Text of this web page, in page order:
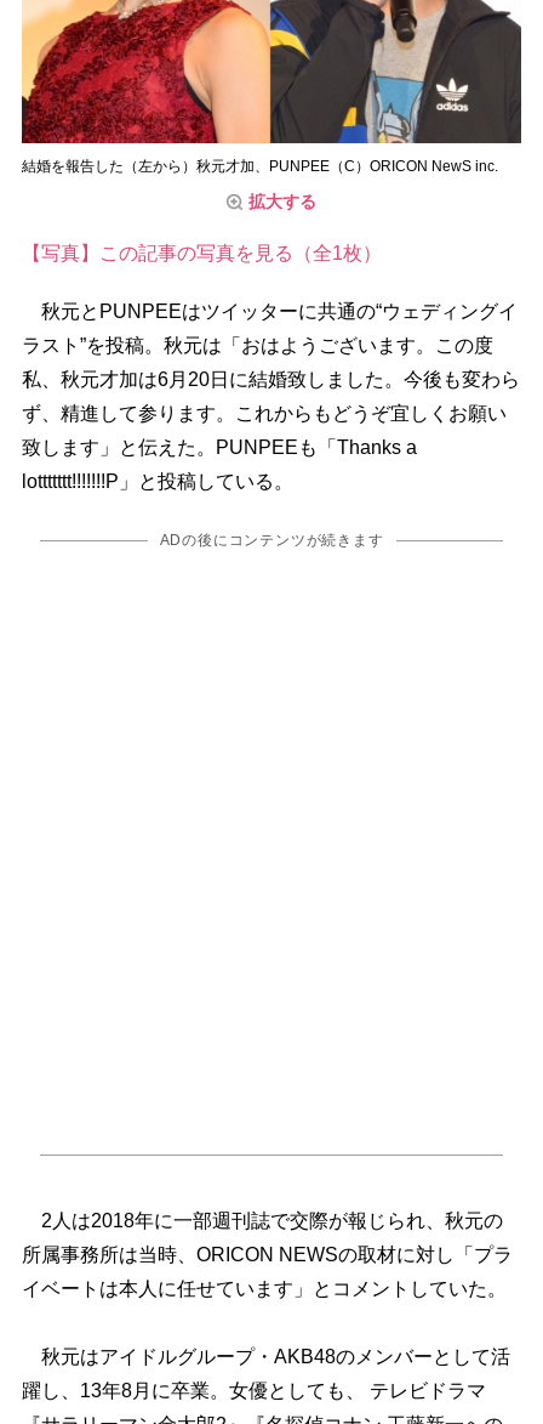
結婚を報告した（左から）秋元才加、PUNPEE（C）ORICON NewS inc.
拡大する
【写真】この記事の写真を見る（全1枚）
秋元とPUNPEEはツイッターに共通の“ウェディングイ
ラスト”を投稿。秋元は「おはようございます。この度
私、秋元才加は6月20日に結婚致しました。今後も変わら
ず、精進して参ります。これからもどうぞ宜しくお願い
致します」と伝えた。PUNPEEも「Thanks a
lottttttt!!!!!!!P」と投稿している。
ADの後にコンテンツが続きます
2人は2018年に一部週刊誌で交際が報じられ、秋元の
所属事務所は当時、ORICON NEWSの取材に対し「プラ
イベートは本人に任せています」とコメントしていた。
秋元はアイドルグループ・AKB48のメンバーとして活
躍し、13年8月に卒業。女優としても、 テレビドラマ